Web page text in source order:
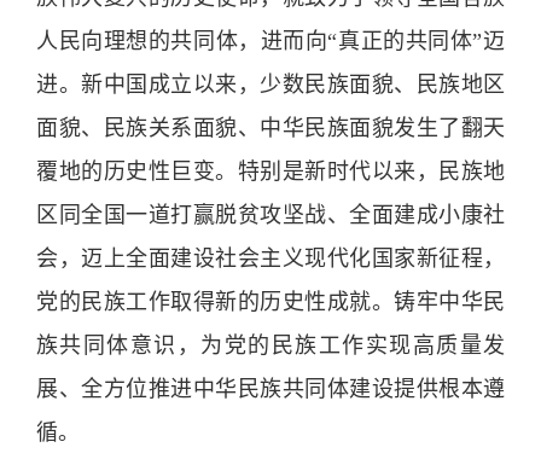
人民向理想的共同体，进而向“真正的共同体”迈
进。新中国成立以来，少数民族面貌、民族地区
面貌、民族关系面貌、中华民族面貌发生了翻天
覆地的历史性巨变。特别是新时代以来，民族地
区同全国一道打赢脱贫攻坚战、全面建成小康社
会，迈上全面建设社会主义现代化国家新征程，
党的民族工作取得新的历史性成就。铸牢中华民
族共同体意识，为党的民族工作实现高质量发
展、全方位推进中华民族共同体建设提供根本遵
循。